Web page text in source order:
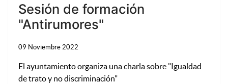
Sesión de formación
"Antirumores"
09 Noviembre 2022
El ayuntamiento organiza una charla sobre "Igualdad
de trato y no discriminación"